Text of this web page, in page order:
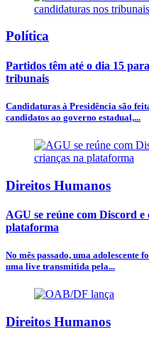
Política
Partidos têm até o dia 15
tribunais
Candidaturas à Presidência são
candidatos ao governo estadual,...
Direitos Humanos
AGU se reúne com Discord
plataforma
No mês passado, uma
uma live transmitida pela...
Direitos Humanos